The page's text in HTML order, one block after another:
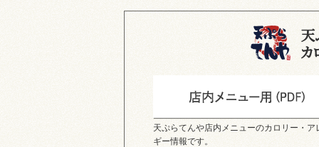
天ぷらてんや店内メニューのカロリー・ア
ギー情報です。